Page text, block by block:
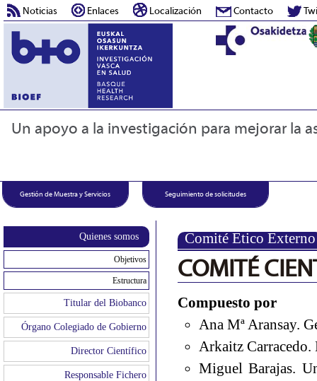
Noticias Enlaces Localización Contacto
Un apoyo a la investigación para mejorar la
Gestión de Muestra y Servicios Seguimiento de solicitudes
Quienes somos
Objetivos
Estructura
Titular del Biobanco
Órgano Colegiado de Gobierno
Director Científico
Responsable Fichero
Comité Etico Externo
COMITÉ
Compuesto por
Ana Mª Aransay.
Arkaitz
Miguel Barajas.